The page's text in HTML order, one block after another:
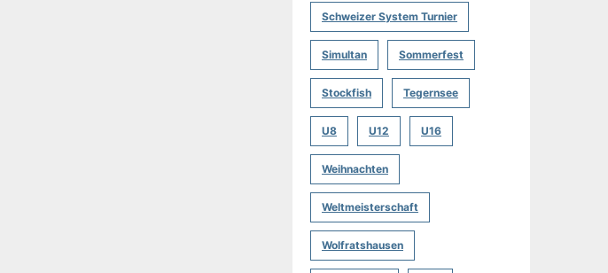
Schweizer System Turnier
Simultan Sommerfest
Stockfish Tegernsee
U8 U12 U16
Weihnachten
Weltmeisterschaft
Wolfratshausen